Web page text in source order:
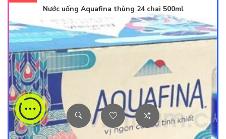
Nước uống Aquafina thùng 24 chai 500ml